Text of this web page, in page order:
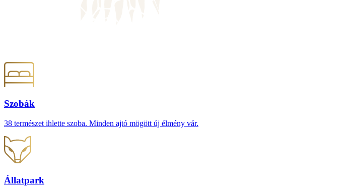
Szobák
38 természet ihlette szoba. Minden ajtó mögött új élmény vár.
Állatpark